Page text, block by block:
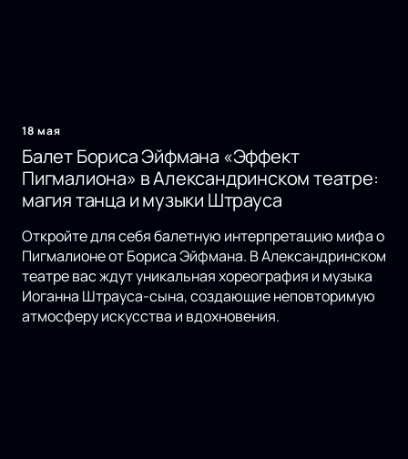
18 мая
Балет Бориса Эйфмана «Эффект
Пигмалиона» в Александринском театре:
магия танца и музыки Штрауса
Откройте для себя балетную интерпретацию мифа о
Пигмалионе от Бориса Эйфмана. В Александринском
театре вас ждут уникальная хореография и музыка
Иоганна Штрауса-сына, создающие неповторимую
атмосферу искусства и вдохновения.